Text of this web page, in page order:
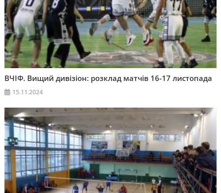
ВЧІФ. Вищий дивізіон: розклад матчів 16-17 листопада
15.11.2024